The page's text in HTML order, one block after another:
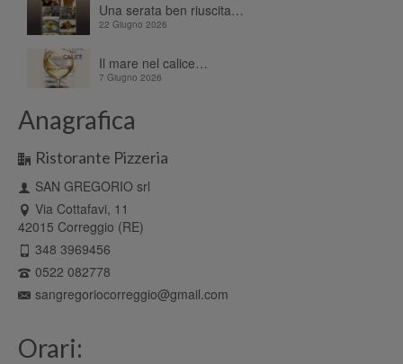
Una serata ben riuscita…
22 Giugno 2026
Il mare nel calice…
7 Giugno 2026
Anagrafica
Ristorante Pizzeria
SAN GREGORIO srl
Via Cottafavi, 11
42015 Correggio (RE)
348 3969456
0522 082778
sangregoriocorreggio@gmail.com
Orari: